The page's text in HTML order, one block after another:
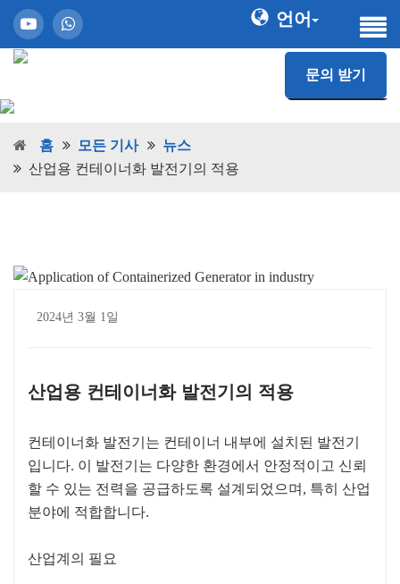
언어
문의 받기
홈 모든 기사
뉴스
산업용 컨테이너화 발전기의 적용
2024년 3월 1일
산업용 컨테이너화 발전기의 적용
컨테이너화 발전기는 컨테이너 내부에 설치된 발전기
입니다. 이 발전기는 다양한 환경에서 안정적이고 신뢰
할 수 있는 전력을 공급하도록 설계되었으며, 특히 산업
분야에 적합합니다.
산업계의 필요